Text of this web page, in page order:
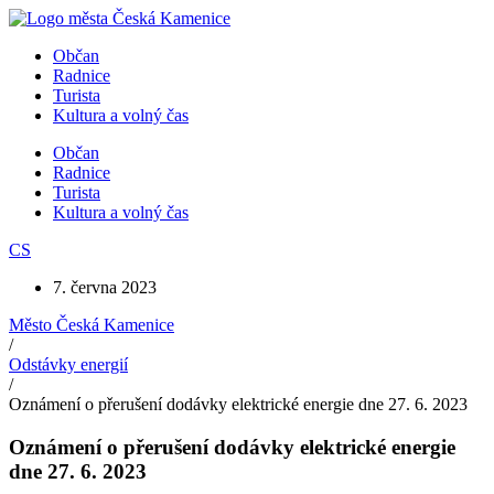
Přejít
obsahuObčan
Radnice
Turista
Kultura a volný čas
Občan
Radnice
Turista
Kultura a volný čas
CS
7. června 2023
Město Česká Kamenice
/
Odstávky energií
/
Oznámení o přerušení dodávky elektrické energie dne 27. 6. 2023
Oznámení o přerušení dodávky elektrické energie
dne 27. 6. 2023